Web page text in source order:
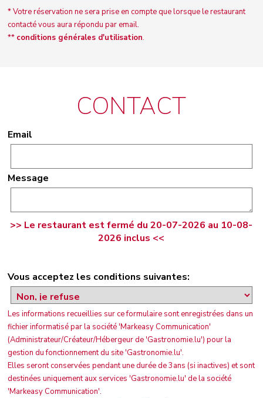
* Votre réservation ne sera prise en compte que lorsque le restaurant
contacté vous aura répondu par email.
** conditions générales d'utilisation.
CONTACT
Email
Message
>> Le restaurant est fermé du 20-07-2026 au 10-08-
2026 inclus <<
Vous acceptez les conditions suivantes:
Les informations recueillies sur ce formulaire sont enregistrées dans un
fichier informatisé par la société 'Markeasy Communication'
(Administrateur/Créateur/Hébergeur de 'Gastronomie.lu') pour la
gestion du fonctionnement du site 'Gastronomie.lu'.
Elles seront conservées pendant une durée de 3ans (si inactives) et sont
destinées uniquement aux services 'Gastronomie.lu' de la société
'Markeasy Communication'.